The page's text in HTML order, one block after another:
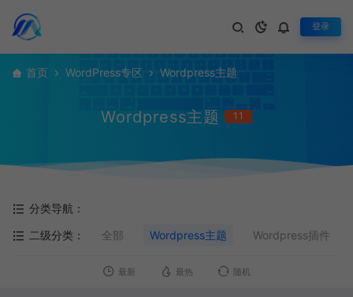
登录
首页 WordPress专区 Wordpress主题
Wordpress主题 11
分类导航：
二级分类：
全部 Wordpress主题 Wordpress插件
最新 最热 随机